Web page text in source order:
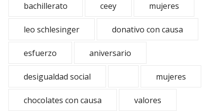
bachillerato ceey mujeres
leo schlesinger donativo con causa
esfuerzo aniversario
desigualdad social mujeres
chocolates con causa valores